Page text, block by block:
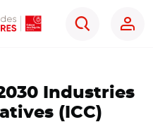
Rechercher
Industries
(ICC)